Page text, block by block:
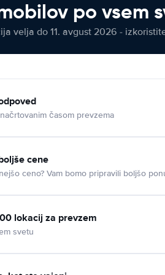
po vsem
velja do 11. avgust 2026 -
časom prevzema
cene
ceno? Vam bomo pripravili boljšo
lokacij za prevzem
svetu